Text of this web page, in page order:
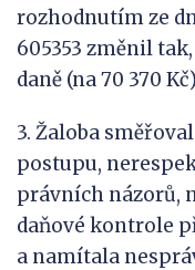
rozhodnutím ze
605353 změnil
daně (na 70 370
3. Žaloba
postupu,
právních názorů,
daňové kontrole
a namítala